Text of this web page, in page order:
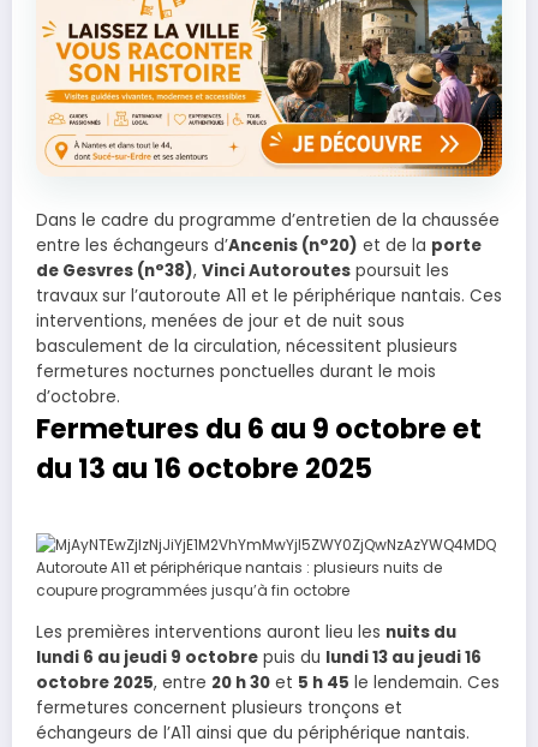
Dans le cadre du programme d’entretien de la chaussée
entre les échangeurs d’Ancenis (n°20) et de la porte
de Gesvres (n°38), Vinci Autoroutes poursuit les
travaux sur l’autoroute A11 et le périphérique nantais. Ces
interventions, menées de jour et de nuit sous
basculement de la circulation, nécessitent plusieurs
fermetures nocturnes ponctuelles durant le mois
d’octobre.
Fermetures du 6 au 9 octobre et
du 13 au 16 octobre 2025
Les premières interventions auront lieu les nuits du
lundi 6 au jeudi 9 octobre puis du lundi 13 au jeudi 16
octobre 2025, entre 20 h 30 et 5 h 45 le lendemain. Ces
fermetures concernent plusieurs tronçons et
échangeurs de l’A11 ainsi que du périphérique nantais.